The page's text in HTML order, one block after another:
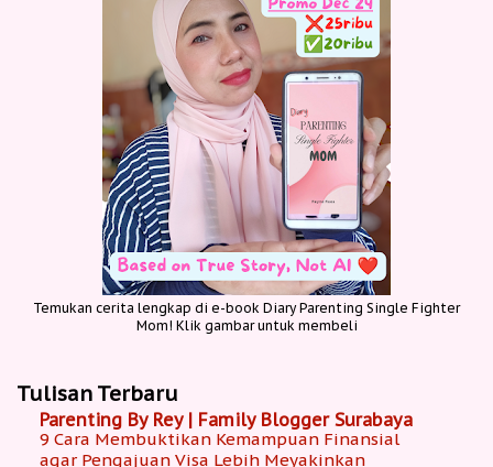
Temukan cerita lengkap di e-book Diary Parenting Single Fighter
Mom! Klik gambar untuk membeli
Tulisan Terbaru
Parenting By Rey | Family Blogger Surabaya
9 Cara Membuktikan Kemampuan Finansial
agar Pengajuan Visa Lebih Meyakinkan